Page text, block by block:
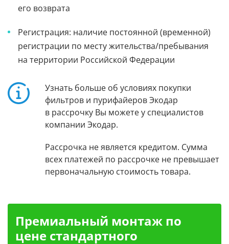
его возврата
Регистрация: наличие постоянной (временной)
регистрации по месту жительства/пребывания
на территории Российской Федерации
Узнать больше об условиях покупки
фильтров и пурифайеров Экодар
в рассрочку Вы можете у специалистов
компании Экодар.
Рассрочка не является кредитом. Сумма
всех платежей по рассрочке не превышает
первоначальную стоимость товара.
Премиальный монтаж по
цене стандартного